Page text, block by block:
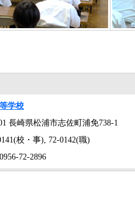
学校
長崎県松浦市志佐町浦免738-1
校・事), 72-0142(職)
72-2896